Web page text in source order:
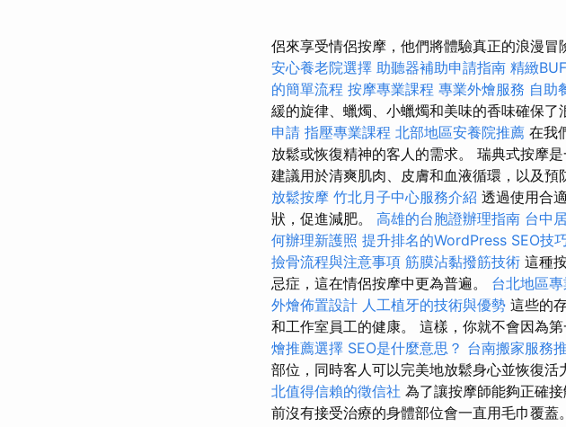
侶來享受情侶按摩，他們將體驗真正的浪漫冒
安心養老院選擇 助聽器補助申請指南 精緻
的簡單流程 按摩專業課程 專業外燴服務 自助
緩的旋律、蠟燭、小蠟燭和美味的香味確保了
申請 指壓專業課程 北部地區安養院推薦 在我
放鬆或恢復精神的客人的需求。 瑞典式按摩
建議用於清爽肌肉、皮膚和血液循環，以及預
放鬆按摩 竹北月子中心服務介紹 透過使用合
狀，促進減肥。 高雄的台胞證辦理指南 台中
何辦理新護照 提升排名的WordPress SEO技
撿骨流程與注意事項 筋膜沾黏撥筋技術 這種
忌症，這在情侶按摩中更為普遍。 台北地區
外燴佈置設計 人工植牙的技術與優勢 這些的
和工作室員工的健康。 這樣，你就不會因為
燴推薦選擇 SEO是什麼意思？ 台南搬家服務
部位，同時客人可以完美地放鬆身心並恢復活
北值得信賴的徵信社 為了讓按摩師能夠正確
前沒有接受治療的身體部位會一直用毛巾覆